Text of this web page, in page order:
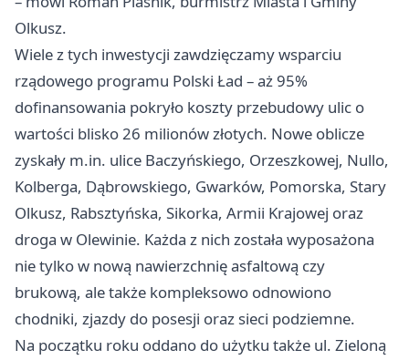
Olkusz.
Wiele z tych inwestycji zawdzięczamy wsparciu
rządowego programu Polski Ład – aż 95%
dofinansowania pokryło koszty przebudowy ulic o
wartości blisko 26 milionów złotych. Nowe oblicze
zyskały m.in. ulice Baczyńskiego, Orzeszkowej, Nullo,
Kolberga, Dąbrowskiego, Gwarków, Pomorska, Stary
Olkusz, Rabsztyńska, Sikorka, Armii Krajowej oraz
droga w Olewinie. Każda z nich została wyposażona
nie tylko w nową nawierzchnię asfaltową czy
brukową, ale także kompleksowo odnowiono
chodniki, zjazdy do posesji oraz sieci podziemne.
Na początku roku oddano do użytku także ul. Zieloną